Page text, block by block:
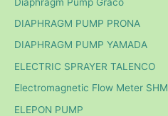
DIAPHRAGM PUMP PRONA
DIAPHRAGM PUMP YAMADA
ELECTRIC SPRAYER TALENCO
Electromagnetic Flow Meter SHM
ELEPON PUMP